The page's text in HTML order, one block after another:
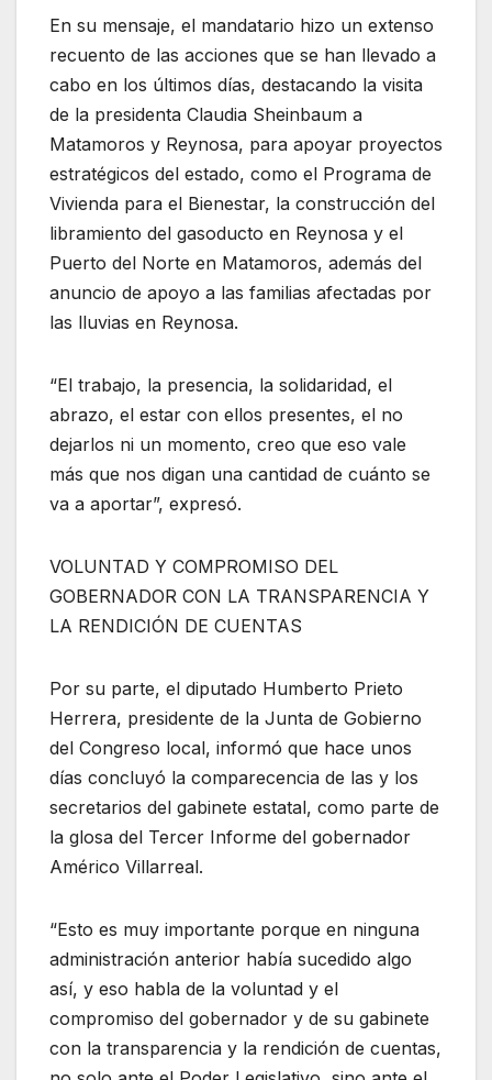
En su mensaje, el mandatario hizo un extenso
recuento de las acciones que se han llevado a
cabo en los últimos días, destacando la visita
de la presidenta Claudia Sheinbaum a
Matamoros y Reynosa, para apoyar proyectos
estratégicos del estado, como el Programa de
Vivienda para el Bienestar, la construcción del
libramiento del gasoducto en Reynosa y el
Puerto del Norte en Matamoros, además del
anuncio de apoyo a las familias afectadas por
las lluvias en Reynosa.
“El trabajo, la presencia, la solidaridad, el
abrazo, el estar con ellos presentes, el no
dejarlos ni un momento, creo que eso vale
más que nos digan una cantidad de cuánto se
va a aportar”, expresó.
VOLUNTAD Y COMPROMISO DEL
GOBERNADOR CON LA TRANSPARENCIA Y
LA RENDICIÓN DE CUENTAS
Por su parte, el diputado Humberto Prieto
Herrera, presidente de la Junta de Gobierno
del Congreso local, informó que hace unos
días concluyó la comparecencia de las y los
secretarios del gabinete estatal, como parte de
la glosa del Tercer Informe del gobernador
Américo Villarreal.
“Esto es muy importante porque en ninguna
administración anterior había sucedido algo
así, y eso habla de la voluntad y el
compromiso del gobernador y de su gabinete
con la transparencia y la rendición de cuentas,